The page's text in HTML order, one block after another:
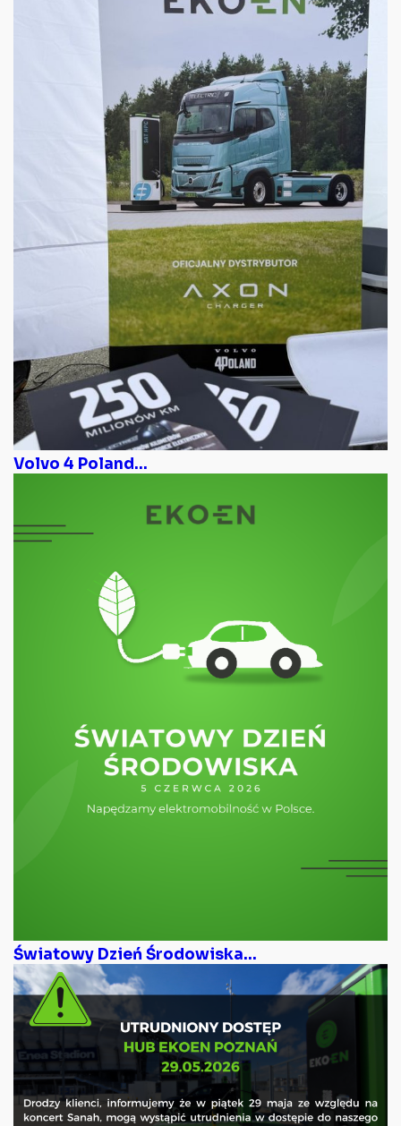
Volvo 4 Poland...
Światowy Dzień Środowiska...